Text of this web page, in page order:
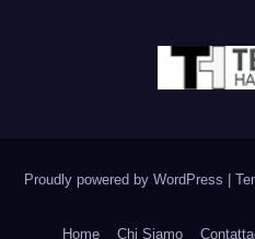
Proudly powered by WordPress
Home Chi Siamo